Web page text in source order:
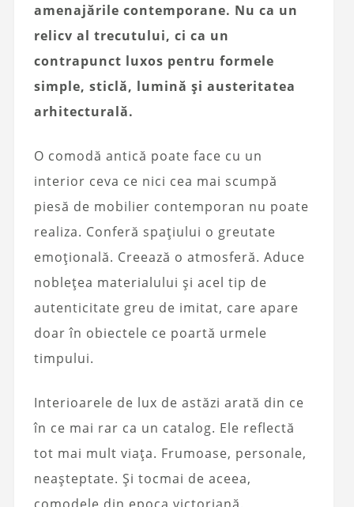
amenajările contemporane. Nu ca un
relicv al trecutului, ci ca un
contrapunct luxos pentru formele
simple, sticlă, lumină și austeritatea
arhitecturală.
O comodă antică poate face cu un
interior ceva ce nici cea mai scumpă
piesă de mobilier contemporan nu poate
realiza. Conferă spațiului o greutate
emoțională. Creează o atmosferă. Aduce
noblețea materialului și acel tip de
autenticitate greu de imitat, care apare
doar în obiectele ce poartă urmele
timpului.
Interioarele de lux de astăzi arată din ce
în ce mai rar ca un catalog. Ele reflectă
tot mai mult viața. Frumoase, personale,
neașteptate. Și tocmai de aceea,